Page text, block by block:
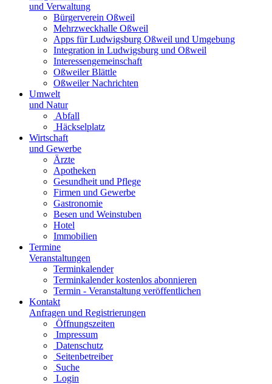
und Verwaltung
Bürgerverein Oßweil
Mehrzweckhalle Oßweil
Apps für Ludwigsburg Oßweil und Umgebung
Integration in Ludwigsburg und Oßweil
Interessengemeinschaft
Oßweiler Blättle
Oßweiler Nachrichten
Umwelt
und Natur
Abfall
Häckselplatz
Wirtschaft
und Gewerbe
Ärzte
Apotheken
Gesundheit und Pflege
Firmen und Gewerbe
Gastronomie
Besen und Weinstuben
Hotel
Immobilien
Termine
Veranstaltungen
Terminkalender
Terminkalender kostenlos abonnieren
Termin - Veranstaltung veröffentlichen
Kontakt
Anfragen und Registrierungen
Öffnungszeiten
Impressum
Datenschutz
Seitenbetreiber
Suche
Login